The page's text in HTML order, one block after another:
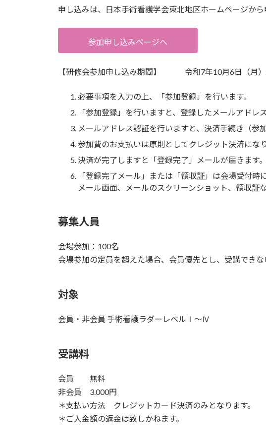
申し込みは、日本手術看護学会東北地区ホームページから
参加申し込みページへ
【研修会参加申し込み期間】 令和7年10月6日（月）
必要事項を入力の上、「参加登録」を行います。
「参加登録」を行いますと、登録したメールアドレ
メールアドレス認証を行いますと、決済手続き（参
参加費のお支払いは原則としてクレジット決済になり
決済が完了しますと「登録完了」メールが届きます。
「登録完了メール」または「領収証」は会場受付
メール画面、メールのスクリーンショット、領収証
募集人員
会場参加：100名
会場参加の定員を超えた場合、会員優先とし、受講でき
対象
会員・非会員 手術看護ラダーレベルⅠ～Ⅳ
受講料
会員 無料
非会員 3.000円
＊支払い方法 クレジットカード決済のみとなります。
＊ご入金額の返金は致しかねます。